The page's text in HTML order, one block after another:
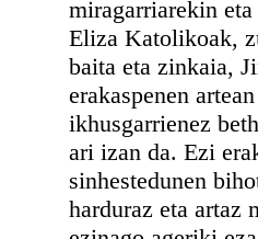
miragarriarekin
Eliza Katolikoak,
baita eta zinkaia,
erakaspenen
ikhusgarrienez
ari izan da. Ezi
sinhestedunen
harduraz eta artaz